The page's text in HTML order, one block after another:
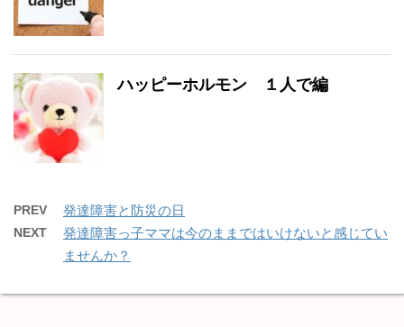
ハッピーホルモン １人で編
PREV 発達障害と防災の日
NEXT
発達障害っ子ママは今のままではいけないと感じてい
ませんか？